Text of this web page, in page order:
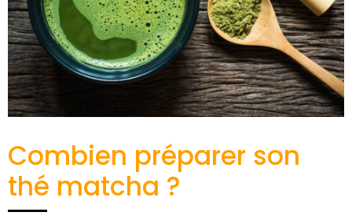
Combien préparer son
thé matcha ?